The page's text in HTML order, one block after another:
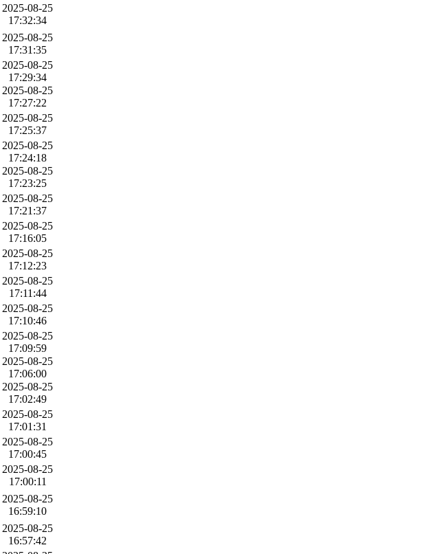
2025-08-25
17:32:34
2025-08-25
17:31:35
2025-08-25
17:29:34
2025-08-25
17:27:22
2025-08-25
17:25:37
2025-08-25
17:24:18
2025-08-25
17:23:25
2025-08-25
17:21:37
2025-08-25
17:16:05
2025-08-25
17:12:23
2025-08-25
17:11:44
2025-08-25
17:10:46
2025-08-25
17:09:59
2025-08-25
17:06:00
2025-08-25
17:02:49
2025-08-25
17:01:31
2025-08-25
17:00:45
2025-08-25
17:00:11
2025-08-25
16:59:10
2025-08-25
16:57:42